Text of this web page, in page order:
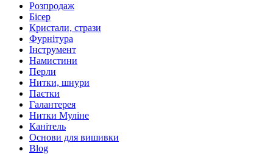
Розпродаж
Бісер
Кристали, стрази
Фурнітура
Інструмент
Намистини
Перли
Нитки, шнури
Паєтки
Галантерея
Нитки Муліне
Канітель
Основи для вишивки
Blog